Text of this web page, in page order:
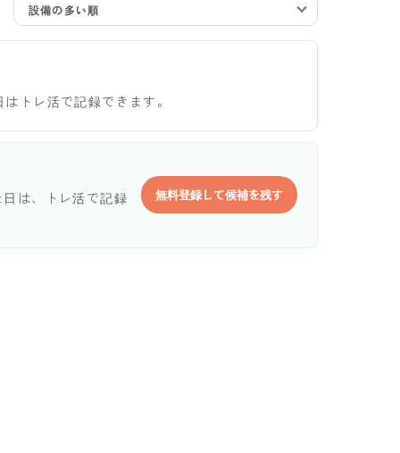
設備の多い順
トレ活で記録できます。
は、トレ活で記録
無料登録して候補を残す